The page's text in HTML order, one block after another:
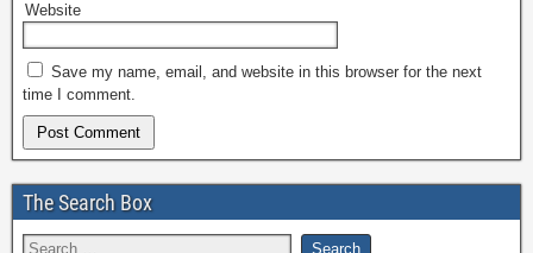
Website
Save my name, email, and website in this browser for the next
time I comment.
The Search Box